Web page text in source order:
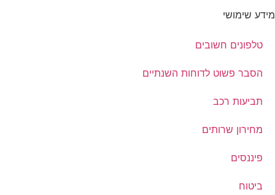
מידע שימושי
טלפונים חשובים
הסבר פשוט לדוחות השנתיים
תביעות רכב
מחירון שרותים
פיננסים
ביטוח